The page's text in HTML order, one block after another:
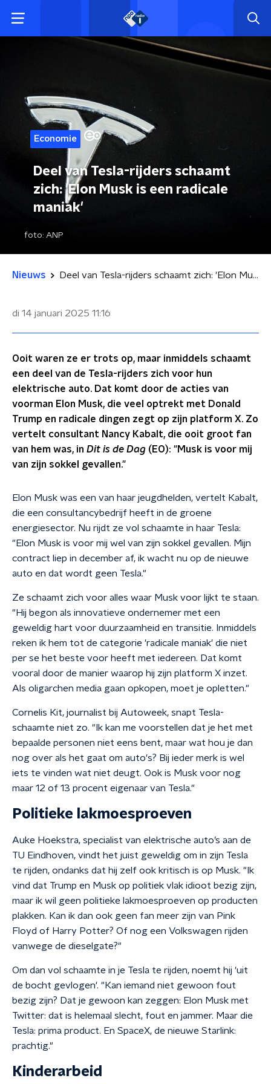
Economie
Deel van Tesla-rijders schaamt
zich: 'Elon Musk is een radicale
maniak'
foto: ANP
Nieuws Deel van Tesla-rijders schaamt zich: 'Elon Musk is een radicale maniak'
di 14 januari 2025 11:16
Ooit waren ze er trots op, maar inmiddels schaamt
een deel van de Tesla-rijders zich voor hun
elektrische auto. Dat komt door de acties van
voorman Elon Musk, die veel optrekt met Donald
Trump en radicale dingen zegt op zijn platform X. Zo
vertelt consultant Nancy Kabalt, die ooit groot fan
van hem was, in Dit is de Dag (EO): "Musk is voor mij
van zijn sokkel gevallen."
Elon Musk was een van haar jeugdhelden, vertelt Kabalt,
die een consultancybedrijf heeft in de groene
energiesector. Nu rijdt ze vol schaamte in haar Tesla:
"Elon Musk is voor mij wel van zijn sokkel gevallen. Mijn
contract liep in december af, ik wacht nu op de nieuwe
auto en dat wordt geen Tesla."
Ze schaamt zich voor alles waar Musk voor lijkt te staan.
"Hij begon als innovatieve ondernemer met een
geweldig hart voor duurzaamheid en transitie. Inmiddels
reken ik hem tot de categorie 'radicale maniak' die niet
per se het beste voor heeft met iedereen. Dat komt
vooral door de manier waarop hij zijn platform X inzet.
Als oligarchen media gaan opkopen, moet je opletten."
Cornelis Kit, journalist bij Autoweek, snapt Tesla-
schaamte niet zo. "Ik kan me voorstellen dat je het met
bepaalde personen niet eens bent, maar wat hou je dan
nog over als het gaat om auto's? Bij ieder merk is wel
iets te vinden wat niet deugt. Ook is Musk voor nog
maar 12 of 13 procent eigenaar van Tesla."
Politieke lakmoesproeven
Auke Hoekstra, specialist van elektrische auto’s aan de
TU Eindhoven, vindt het juist geweldig om in zijn Tesla
te rijden, ondanks dat hij zelf ook kritisch is op Musk. "Ik
vind dat Trump en Musk op politiek vlak idioot bezig zijn,
maar ik wil geen politieke lakmoesproeven op producten
plakken. Kan ik dan ook geen fan meer zijn van Pink
Floyd of Harry Potter? Of nog een Volkswagen rijden
vanwege de dieselgate?"
Om dan vol schaamte in je Tesla te rijden, noemt hij 'uit
de bocht gevlogen'. "Kan iemand niet gewoon fout
bezig zijn? Dat je gewoon kan zeggen: Elon Musk met
Twitter: dat is helemaal slecht, fout en jammer. Maar die
Tesla: prima product. En SpaceX, de nieuwe Starlink:
prachtig."
Kinderarbeid